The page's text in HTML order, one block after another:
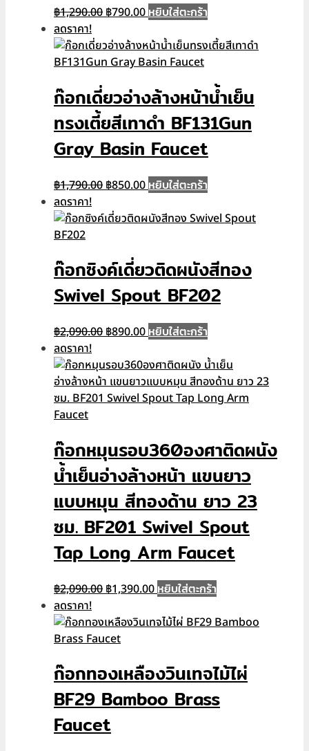
฿1,290.00 Original
was:
฿1,290.00.
฿790.00Current
is:
฿790.00.
หยิบใส่ตะกร้า
ลดราคา!
ก๊อกเดี่ยวอ่างล้างหน้าน้ำเย็น
ทรงเตี้ยสีเทาดำ BF131Gun
Gray Basin Faucet
฿1,790.00 Original
was:
฿850.00Current
is:
หยิบใส่ตะกร้า
ลดราคา!
ก๊อกซิงค์เดี่ยวติดผนังสีทอง
Swivel Spout BF202
฿2,090.00 Original
was:
฿2,090.00.
฿890.00Current
is:
฿890.00.
หยิบใส่ตะกร้า
ลดราคา!
ก๊อกหมุนรอบ360องศาติดผนัง
น้ำเย็นอ่างล้างหน้า แขนยาว
แบบหมุน สีทองด้าน ยาว 23
ซม. BF201 Swivel Spout
Tap Long Arm Faucet
฿2,090.00 Original
was:
฿2,090.00.
฿1,390.00Current
is:
หยิบใส่ตะกร้า
ลดราคา!
ก๊อกทองเหลืองวินเทจไม้ไผ่
BF29 Bamboo Brass
Faucet